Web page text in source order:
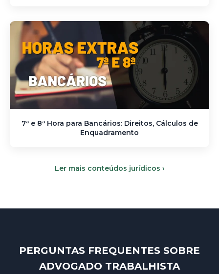
7ª e 8ª Hora para Bancários: Direitos, Cálculos de
Enquadramento
Ler mais conteúdos jurídicos ›
PERGUNTAS FREQUENTES SOBRE
ADVOGADO TRABALHISTA